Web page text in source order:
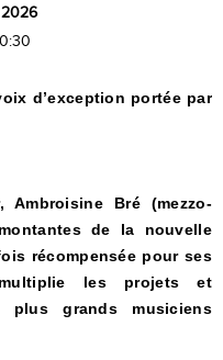
2026
d’exception portée par
Ambroisine Bré (mezzo-
de la nouvelle
récompensée pour ses
les projets et
plus grands musiciens